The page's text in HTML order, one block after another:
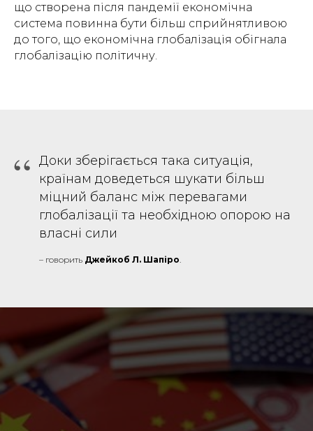
що створена після пандемії економічна
система повинна бути більш сприйнятливою
до того, що економічна глобалізація обігнала
глобалізацію політичну.
“ Доки зберігається така ситуація,
країнам доведеться шукати більш
міцний баланс між перевагами
глобалізації та необхідною опорою на
власні сили
– говорить Джейкоб Л. Шапіро.